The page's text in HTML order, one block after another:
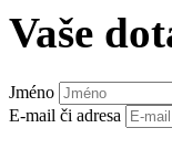
Vaše
Jméno
E-mail či adresa